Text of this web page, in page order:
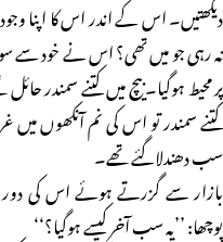
دیکھتیں۔ اس کے اندر اس کا اپنا
نہ رہی جو میں تھی؟ اس نے خود
پر محیط ہوگیا۔ بیچ میں کتنے سمندر
کتنے سمندر تو اس کی نم آنکھوں
سب دھندلاگئے تھے۔
بازار سے گزرتے ہوئے اس کی
پوچھا: ’’یہ سب آخر کیسے ہوگیا؟‘‘